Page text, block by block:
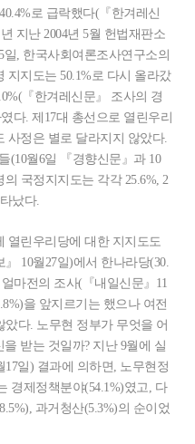
로 급락했다(『한겨레신
지난 2004년 5월 헌법재판소
, 한국사회여론조사연구소의
지지도는 50.1%로 다시 올라갔
『한겨레신문』 조사의 경
다. 제17대 총선으로 열린우리
사정은 별로 달라지지 않았다.
(10월6일 『경향신문』과 10
국정지지도는 각각 25.6%, 2
났다.
열린우리당에 대한 지지도도
10월27일)에서 한나라당(30.
마전의 조사(『내일신문』11
을 앞지르기는 했으나 여전
다. 노무현 정부가 무엇을 어
받는 것일까? 지난 9월에 실
일) 결과에 의하면, 노무현정
경제정책분야(54.1%)였고, 다
과거청산(5.3%)의 순이었